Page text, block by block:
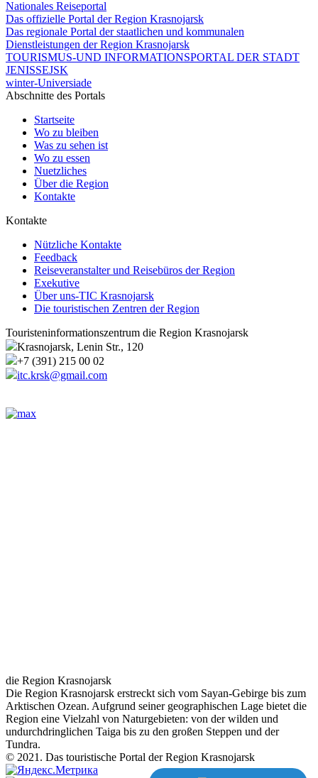
Nationales Reiseportal
Das offizielle Portal der Region Krasnojarsk
Das regionale Portal der staatlichen und kommunalen
Dienstleistungen der Region Krasnojarsk
TOURISMUS-UND INFORMATIONSPORTAL DER STADT
JENISSEJSK
winter-Universiade
Abschnitte des Portals
Startseite
Wo zu bleiben
Was zu sehen ist
Wo zu essen
Nuetzliches
Über die Region
Kontakte
Kontakte
Nützliche Kontakte
Feedback
Reiseveranstalter und Reisebüros der Region
Exekutive
Über uns-TIC Krasnojarsk
Die touristischen Zentren der Region
Touristeninformationszentrum die Region Krasnojarsk
Krasnojarsk, Lenin Str., 120
+7 (391) 215 00 02
itc.krsk@gmail.com
die Region Krasnojarsk
Die Region Krasnojarsk erstreckt sich vom Sayan-Gebirge bis zum
Arktischen Ozean. Aufgrund seiner geographischen Lage bietet die
Region eine Vielzahl von Naturgebieten: von der wilden und
undurchdringlichen Taiga bis zu den großen Steppen und der
Tundra.
© 2021. Das touristische Portal der Region Krasnojarsk